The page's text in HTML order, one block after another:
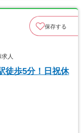
保存する
人
徒歩5分！日祝休